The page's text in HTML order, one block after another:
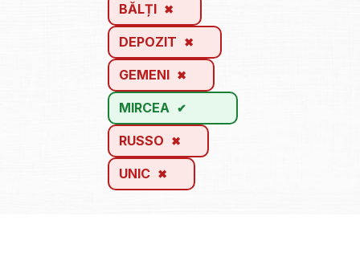
BĂLȚI
DEPOZIT
GEMENI
MIRCEA
RUSSO
UNIC